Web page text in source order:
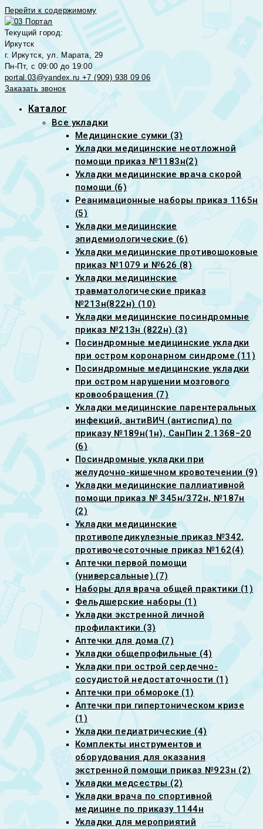
Перейти к содержимому
Текущий город:
Иркутск
г. Иркутск, ул. Марата, 29
Пн-Пт, с 09:00 до 19:00
portal.03@yandex.ru +7 (909) 938 09 06
Заказать звонок
Каталог
Все укладки
Медицинские сумки (3)
Укладки медицинские неотложной
помощи приказ №1183н(2)
Укладки медицинские врача скорой
помощи (6)
Реанимационные наборы приказ 1165н
(5)
Укладки медицинские
эпидемиологические (6)
Укладки медицинские противошоковые
приказ №1079 и №626 (8)
Укладки медицинские
травматологические приказ
№213н(822н) (10)
Укладки медицинские посиндромные
приказ №213н (822н) (3)
Посиндромные медицинские укладки
при остром коронарном синдроме (11)
Посиндромные медицинские укладки
при остром нарушении мозгового
кровообращения (7)
Укладки медицинские парентеральных
инфекций, антиВИЧ (антиспид) по
приказу №189н(1н), СанПин 2.1368−20
(6)
Посиндромные укладки при
желудочно-кишечном кровотечении (9)
Укладки медицинские паллиативной
помощи приказ № 345н/372н, №187н
(2)
Укладки медицинские
противопедикулезные приказ №342,
противочесоточные приказ №162(4)
Аптечки первой помощи
(универсальные) (7)
Наборы для врача общей практики (1)
Фельдшерские наборы (1)
Укладки экстренной личной
профилактики (3)
Аптечки для дома (7)
Укладки общепрофильные (4)
Укладки при острой сердечно-
сосудистой недостаточности (1)
Аптечки при обмороке (1)
Аптечки при гипертоническом кризе
(1)
Укладки педиатрические (4)
Комплекты инструментов и
оборудования для оказания
экстренной помощи приказ №923н (2)
Укладки медсестры (2)
Укладки врача по спортивной
медицине по приказу 1144н
Укладки для мероприятий